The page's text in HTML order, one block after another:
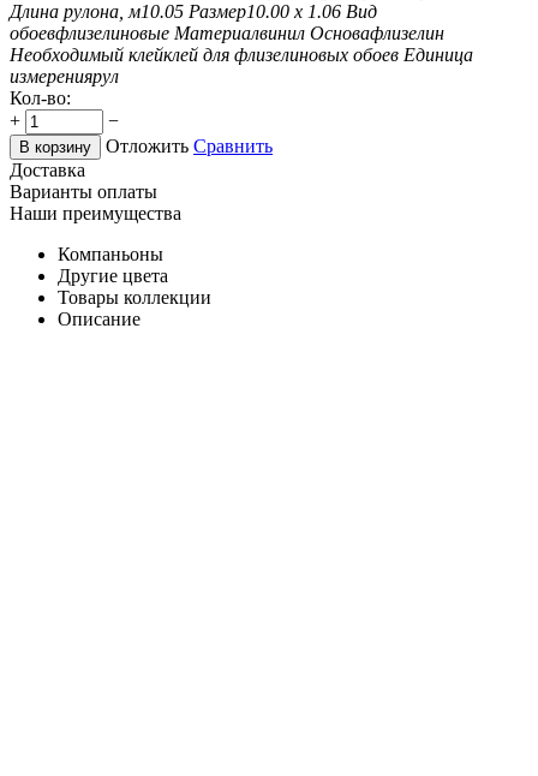
Длина рулона, м10.05 Размер10.00 х 1.06 Вид
обоевфлизелиновые Материалвинил Основафлизелин
Необходимый клейклей для флизелиновых обоев Единица
измерениярул
Кол-во:
+
−
В корзину Отложить Сравнить
Доставка
Варианты оплаты
Наши преимущества
Компаньоны
Другие цвета
Товары коллекции
Описание